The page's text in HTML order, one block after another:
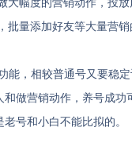
幅度的营销动作，投
量添加好友等大量营销
能，相较普通号又要稳
做营销动作，养号成功
号和小白不能比拟的。